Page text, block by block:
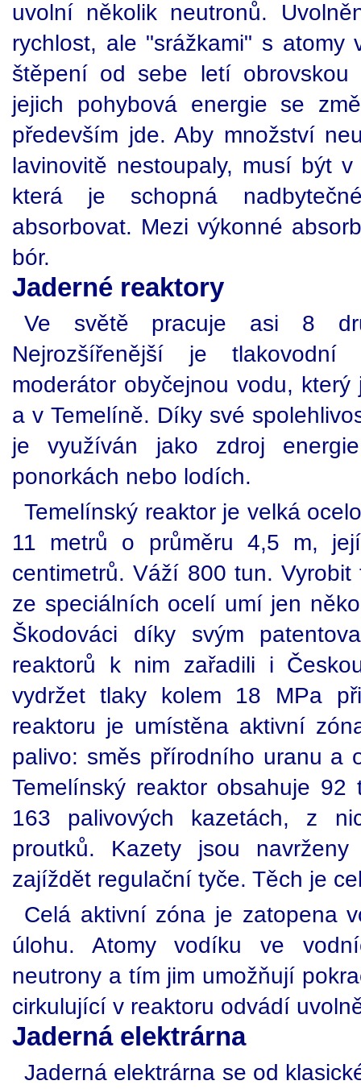
uvolní několik neutronů.
rychlost, ale "srážkami" s atomy
štěpení od sebe letí
jejich pohybová energie se
především jde. Aby množství
lavinovitě nestoupaly, musí být
která je schopná
absorbovat. Mezi výkonné
bór.
Jaderné reaktory
Ve světě pracuje asi 8
Nejrozšířenější je
moderátor obyčejnou vodu,
a v Temelíně. Díky své
je využíván jako zdroj
ponorkách nebo lodích.
Temelínský reaktor je velká
11 metrů o průměru 4,5 m,
centimetrů. Váží 800 tun.
ze speciálních ocelí umí jen
Škodováci díky svým
reaktorů k nim zařadili i
vydržet tlaky kolem 18 MPa
reaktoru je umístěna aktivní
palivo: směs přírodního uranu a
Temelínský reaktor obsahuje
163 palivových kazetách, z
proutků. Kazety jsou
zajíždět regulační tyče. Těch je
Celá aktivní zóna je zatopena
úlohu. Atomy vodíku ve
neutrony a tím jim umožňují
cirkulující v reaktoru odvádí
Jaderná elektrárna
Jaderná elektrárna se od